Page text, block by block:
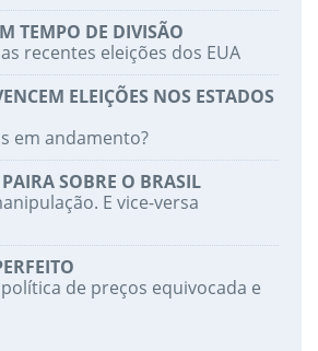
TEMPO DE DIVISÃO
recentes eleições dos EUA
ELEIÇÕES NOS ESTADOS
em andamento?
SOBRE O BRASIL
E vice-versa
de preços equivocada e